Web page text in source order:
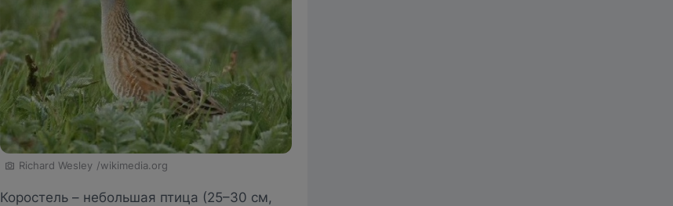
Richard Wesley /wikimedia.org
Коростель – небольшая птица (25–30 см,